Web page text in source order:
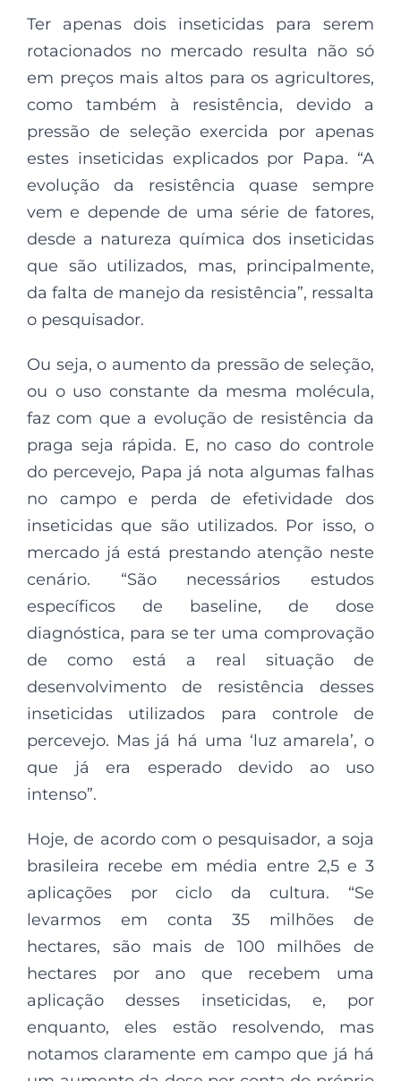
Ter apenas dois inseticidas para serem
rotacionados no mercado resulta não só
em preços mais altos para os agricultores,
como também à resistência, devido a
pressão de seleção exercida por apenas
estes inseticidas explicados por Papa. “A
evolução da resistência quase sempre
vem e depende de uma série de fatores,
desde a natureza química dos inseticidas
que são utilizados, mas, principalmente,
da falta de manejo da resistência”, ressalta
o pesquisador.
Ou seja, o aumento da pressão de seleção,
ou o uso constante da mesma molécula,
faz com que a evolução de resistência da
praga seja rápida. E, no caso do controle
do percevejo, Papa já nota algumas falhas
no campo e perda de efetividade dos
inseticidas que são utilizados. Por isso, o
mercado já está prestando atenção neste
cenário. “São necessários estudos
específicos de baseline, de dose
diagnóstica, para se ter uma comprovação
de como está a real situação de
desenvolvimento de resistência desses
inseticidas utilizados para controle de
percevejo. Mas já há uma ‘luz amarela’, o
que já era esperado devido ao uso
intenso”.
Hoje, de acordo com o pesquisador, a soja
brasileira recebe em média entre 2,5 e 3
aplicações por ciclo da cultura. “Se
levarmos em conta 35 milhões de
hectares, são mais de 100 milhões de
hectares por ano que recebem uma
aplicação desses inseticidas, e, por
enquanto, eles estão resolvendo, mas
notamos claramente em campo que já há